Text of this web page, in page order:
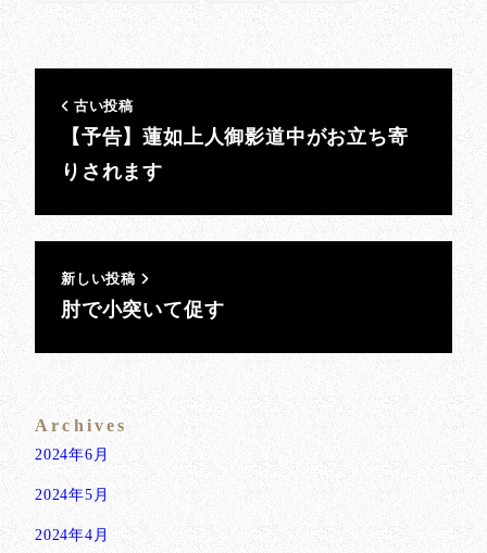
古い投稿
【予告】蓮如上人御影道中がお立ち寄
りされます
新しい投稿
肘で小突いて促す
Archives
2024年6月
2024年5月
2024年4月